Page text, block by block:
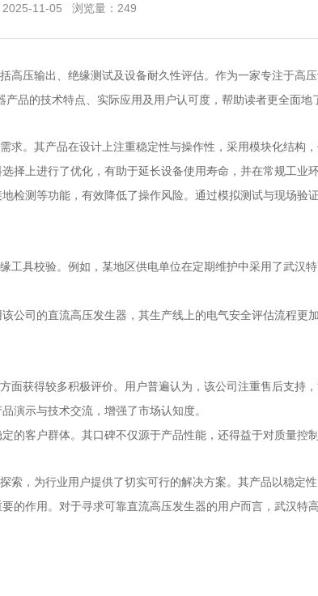
2025-11-05 浏览量：249
压输出、绝缘测试及设备耐久性评估。作为一家专注于高
品的技术特点、实际应用及用户认可度，帮助读者更全面地
。其产品在设计上注重稳定性与操作性，采用模块化结构
上进行了优化，有助于延长设备使用寿命，并在常规工业
测等功能，有效降低了操作风险。通过模拟测试与现场验
具校验。例如，某地区供电单位在定期维护中采用了武汉
司的直流高压发生器，其生产线上的电气安全评估流程更
获得较多积极评价。用户普遍认为，该公司注重售后支持
演示与技术交流，增强了市场认知度。
客户群体。其口碑不仅源于产品性能，还得益于对质量控
，为行业用户提供了切实可行的解决方案。其产品以稳定
作用。对于寻求可靠直流高压发生器的用户而言，武汉特